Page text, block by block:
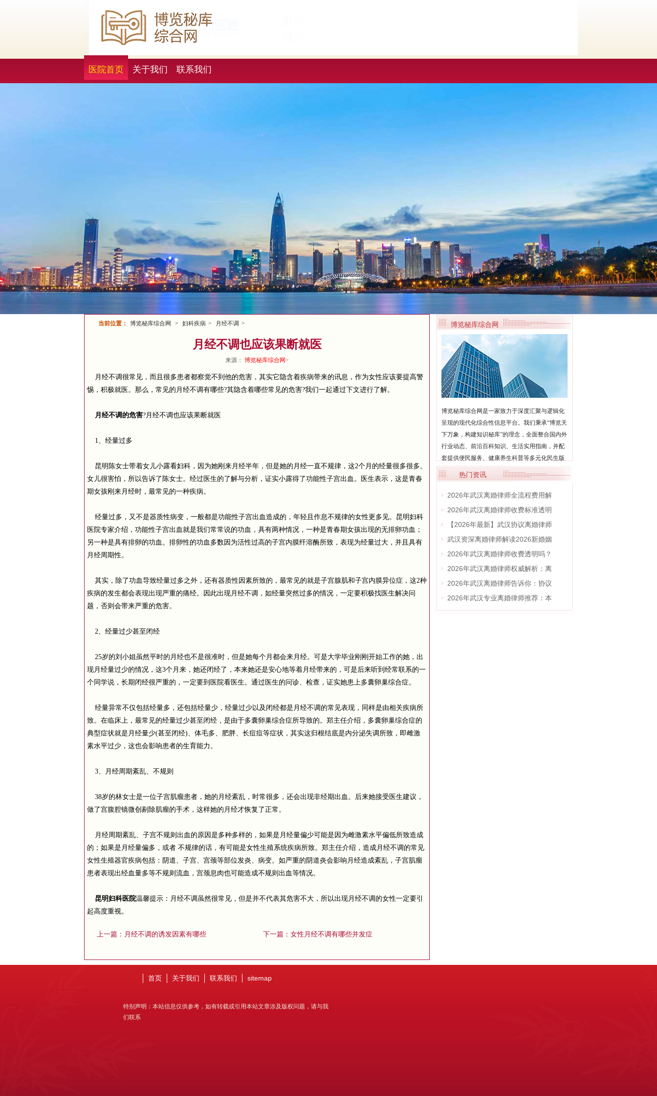
医院首页 关于我们 联系我们
当前位置： 博览秘库综合网 > 妇科疾病 > 月经不调 >
月经不调也应该果断就医
来源： 博览秘库综合网>
月经不调很常见，而且很多患者都察觉不到他的危害，其实它隐含着疾病带来的讯息，作为女性应该要提高警
惕，积极就医。那么，常见的月经不调有哪些?其隐含着哪些常见的危害?我们一起通过下文进行了解。
月经不调的危害?月经不调也应该果断就医
1、经量过多
昆明陈女士带着女儿小露看妇科，因为她刚来月经半年，但是她的月经一直不规律，这2个月的经量很多很多。
女儿很害怕，所以告诉了陈女士。经过医生的了解与分析，证实小露得了功能性子宫出血。医生表示，这是青春
期女孩刚来月经时，最常见的一种疾病。
经量过多，又不是器质性病变，一般都是功能性子宫出血造成的，年轻且作息不规律的女性更多见。昆明妇科
医院专家介绍，功能性子宫出血就是我们常常说的功血，具有两种情况，一种是青春期女孩出现的无排卵功血；
另一种是具有排卵的功血。排卵性的功血多数因为活性过高的子宫内膜纤溶酶所致，表现为经量过大，并且具有
月经周期性。
其实，除了功血导致经量过多之外，还有器质性因素所致的，最常见的就是子宫腺肌和子宫内膜异位症，这2种
疾病的发生都会表现出现严重的痛经。因此出现月经不调，如经量突然过多的情况，一定要积极找医生解决问
题，否则会带来严重的危害。
2、经量过少甚至闭经
25岁的刘小姐虽然平时的月经也不是很准时，但是她每个月都会来月经。可是大学毕业刚刚开始工作的她，出
现月经量过少的情况，这3个月来，她还闭经了，本来她还是安心地等着月经带来的，可是后来听到经常联系的一
个同学说，长期闭经很严重的，一定要到医院看医生。通过医生的问诊、检查，证实她患上多囊卵巢综合症。
经量异常不仅包括经量多，还包括经量少，经量过少以及闭经都是月经不调的常见表现，同样是由相关疾病所
致。在临床上，最常见的经量过少甚至闭经，是由于多囊卵巢综合症所导致的。郑主任介绍，多囊卵巢综合症的
典型症状就是月经量少(甚至闭经)、体毛多、肥胖、长痘痘等症状，其实这归根结底是内分泌失调所致，即雌激
素水平过少，这也会影响患者的生育能力。
3、月经周期紊乱、不规则
38岁的林女士是一位子宫肌瘤患者，她的月经紊乱，时常很多，还会出现非经期出血。后来她接受医生建议，
做了宫腹腔镜微创剔除肌瘤的手术，这样她的月经才恢复了正常。
月经周期紊乱、子宫不规则出血的原因是多种多样的，如果是月经量偏少可能是因为雌激素水平偏低所致造成
的；如果是月经量偏多，或者 不规律的话，有可能是女性生殖系统疾病所致。郑主任介绍，造成月经不调的常见
女性生殖器官疾病包括：阴道、子宫、宫颈等部位发炎、病变。如严重的阴道炎会影响月经造成紊乱，子宫肌瘤
患者表现出经血量多等不规则流血，宫颈息肉也可能造成不规则出血等情况。
昆明妇科医院温馨提示：月经不调虽然很常见，但是并不代表其危害不大，所以出现月经不调的女性一定要引
起高度重视。
上一篇： 月经不调的诱发因素有哪些 下一篇： 女性月经不调有哪些并发症
博览秘库综合网
博览秘库综合网是一家致力于深度汇聚与逻辑化
呈现的现代化综合性信息平台。我们秉承“博览天
下万象，构建知识秘库”的理念，全面整合国内外
行业动态、前沿百科知识、生活实用指南，并配
套提供便民服务、健康养生科普等多元化民生版
块...
【详细】
热门资讯
2026年武汉离婚律师全流程费用解
2026年武汉离婚律师收费标准透明
【2026年最新】武汉协议离婚律师
武汉资深离婚律师解读2026新婚姻
2026年武汉离婚律师收费透明吗？
2026年武汉离婚律师权威解析：离
2026年武汉离婚律师告诉你：协议
2026年武汉专业离婚律师推荐：本
首页 关于我们 联系我们 sitemap
特别声明：本站信息仅供参考，如有转载或引用本站文章涉及版权问题，请与我
们联系